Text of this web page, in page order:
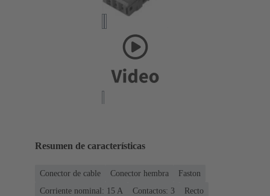
Resumen de características
Conector de cable Conector hembra
Faston
Corriente nominal: ‌15 A
Contactos: 3
Recto